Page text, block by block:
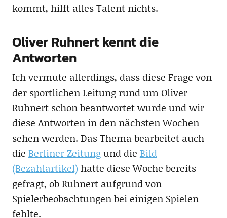
kommt, hilft alles Talent nichts.
Oliver Ruhnert kennt die
Antworten
Ich vermute allerdings, dass diese Frage von
der sportlichen Leitung rund um Oliver
Ruhnert schon beantwortet wurde und wir
diese Antworten in den nächsten Wochen
sehen werden. Das Thema bearbeitet auch
die Berliner Zeitungund die Bild
(Bezahlartikel) hatte diese Woche bereits
gefragt, ob Ruhnert aufgrund von
Spielerbeobachtungen bei einigen Spielen
fehlte.